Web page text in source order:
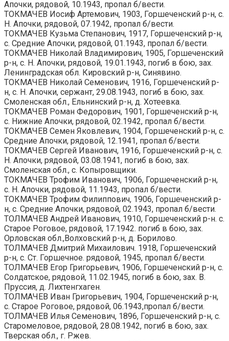
Апочки, рядовой, 10.1943, пропал б/вести.
ТОКМАЧЕВ Иосиф Артемович, 1903, Горшеченский р-н, с.
Н. Апочки, рядовой, 07.1942, пропал б/вести.
ТОКМАЧЕВ Кузьма Степанович, 1917, Горшеченский р-н,
с. Средние Апочки, рядовой, 01.1943, пропал б/вести.
ТОКМАЧЕВ Николай Владимирович, 1905, Горшеченский
р-н, с. Н. Апочки, рядовой, 19.01.1943, погиб в бою, зах.
Ленинградская обл. Кировский р-н, Синявино.
ТОКМАЧЕВ Николай Семенович, 1916, Горшеченский р-
н, с. Н. Апочки, сержант, 29.08.1943, погиб в бою, зах.
Смоленская обл., Ельнинский р-н, д. Хотеевка.
ТОКМАЧЕВ Роман Федорович, 1901, Горшеченский р-н,
с. Нижние Апочки, рядовой, 02.1942, пропал б/вести.
ТОКМАЧЕВ Семен Яковлевич, 1904, Горшеченский р-н, с.
Средние Апочки, рядовой, 12.1941, пропал б/вести.
ТОКМАЧЕВ Сергей Иванович, 1916, Горшеченский р-н, с.
Н. Апочки, рядовой, 03.08.1941, погиб в бою, зах.
Смоленская обл., с. Копыровщики.
ТОКМАЧЕВ Трофим Иванович, 1906, Горшеченский р-н,
с. Н. Апочки, рядовой, 11.1943, пропал б/вести.
ТОКМАЧЕВ Трофим Филиппович, 1906, Горшеченский р-
н, с. Средние Апочки, рядовой, 02.1943, пропал б/вести.
ТОЛМАЧЕВ Андрей Иванович, 1910, Горшеченский р-н. с.
Старое Роговое, рядовой, 17.1942. погиб в бою, зах.
Орловская обл.,Волховский р-н, д. Борилово.
ТОЛМАЧЕВ Дмитрий Михаилович. 1918, Горшеченский
р-н, с. Ст. Горшечное. рядовой, 1945, пропал б/вести.
ТОЛМАЧЕВ Егор Григорьевич, 1906, Горшеченский р-н, с.
Солдатское, рядовой, 11.02.1945, погиб в бою, зах. В.
Пруссия, д. Лихтенгхаген.
ТОЛМАЧЕВ Иван Григорьевич, 1904, Горшеченский р-н,
с. Старое Роговое, рядовой, 06.1943,пропал б/вести.
ТОЛМАЧЕВ Илья Семенович, 1896, Горшеченский р-н, с.
Старомеловое, рядовой, 28.08.1942, погиб в бою, зах.
Тверская обл., г. Ржев.